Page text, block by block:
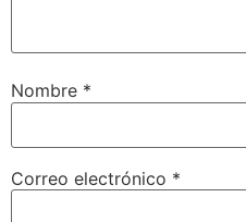
Nombre *
Correo electrónico *